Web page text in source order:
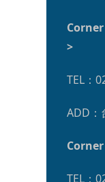
>
TEL：
ADD：
TEL：